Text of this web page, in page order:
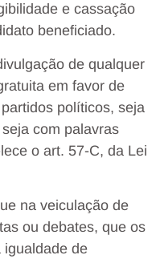
e cassação
beneficiado.
de qualquer
em favor de
políticos, seja
com palavras
o art. 57-C, da Lei
na veiculação de
ou debates, que os
igualdade de